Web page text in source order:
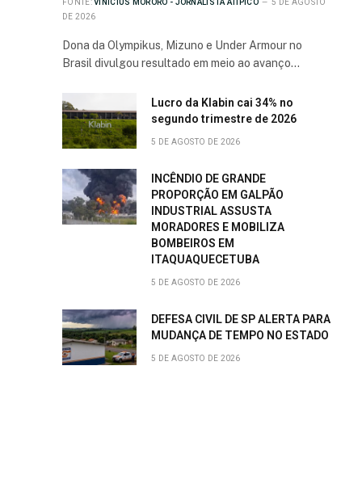
FONTE: VINICIUS MORORO - JORNALISTA ATIPICO
5 DE AGOSTO
DE 2026
Dona da Olympikus, Mizuno e Under Armour no
Brasil divulgou resultado em meio ao avanço…
Lucro da Klabin cai 34% no
segundo trimestre de 2026
5 DE AGOSTO DE 2026
INCÊNDIO DE GRANDE
PROPORÇÃO EM GALPÃO
INDUSTRIAL ASSUSTA
MORADORES E MOBILIZA
BOMBEIROS EM
ITAQUAQUECETUBA
5 DE AGOSTO DE 2026
DEFESA CIVIL DE SP ALERTA PARA
MUDANÇA DE TEMPO NO ESTADO
5 DE AGOSTO DE 2026